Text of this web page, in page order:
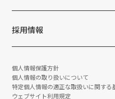
採用情報
個人情報保護方針
個人情報の取り扱いについて
特定個人情報の適正な取扱いに関する
ウェブサイト利用規定